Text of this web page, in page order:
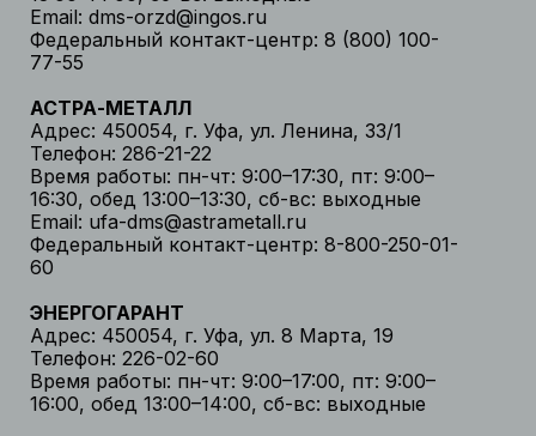
Email: dms-orzd@ingos.ru
Федеральный контакт-центр: 8 (800) 100-
77-55
АСТРА-МЕТАЛЛ
Адрес: 450054, г. Уфа, ул. Ленина, 33/1
Телефон: 286-21-22
Время работы: пн-чт: 9:00–17:30, пт: 9:00–
16:30, обед 13:00–13:30, сб-вс: выходные
Email: ufa-dms@astrametall.ru
Федеральный контакт-центр: 8-800-250-01-
60
ЭНЕРГОГАРАНТ
Адрес: 450054, г. Уфа, ул. 8 Марта, 19
Телефон: 226-02-60
Время работы: пн-чт: 9:00–17:00, пт: 9:00–
16:00, обед 13:00–14:00, сб-вс: выходные